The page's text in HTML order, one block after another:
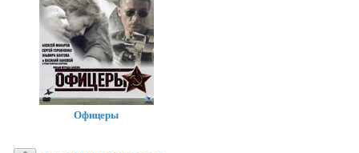
Офицеры